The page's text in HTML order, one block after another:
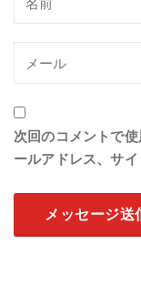
次回のコメントで
ールアドレス、サイ